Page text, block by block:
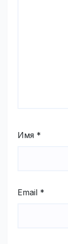
Имя *
Email *